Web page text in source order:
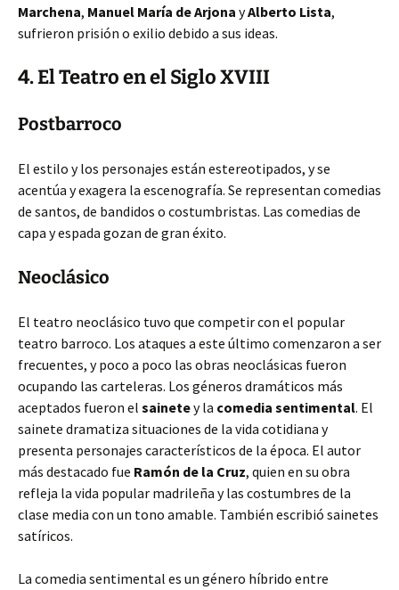
Marchena, Manuel María de Arjona yAlberto Lista,
sufrieron prisión o exilio debido a sus ideas.
4. El Teatro en el Siglo XVIII
Postbarroco
El estilo y los personajes están estereotipados, y se
acentúa y exagera la escenografía. Se representan comedias
de santos, de bandidos o costumbristas. Las comedias de
capa y espada gozan de gran éxito.
Neoclásico
El teatro neoclásico tuvo que competir con el popular
teatro barroco. Los ataques a este último comenzaron a ser
frecuentes, y poco a poco las obras neoclásicas fueron
ocupando las carteleras. Los géneros dramáticos más
aceptados fueron el sainetey la comedia sentimental. El
sainete dramatiza situaciones de la vida cotidiana y
presenta personajes característicos de la época. El autor
más destacado fue Ramón de la Cruz, quien en su obra
refleja la vida popular madrileña y las costumbres de la
clase media con un tono amable. También escribió sainetes
satíricos.
La comedia sentimental es un género híbrido entre